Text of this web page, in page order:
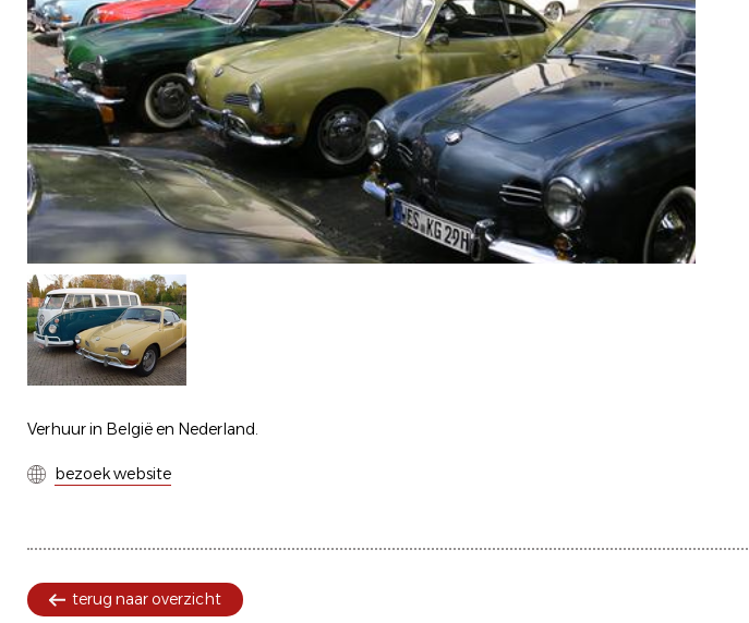
Verhuur in België en Nederland.
bezoek website
terug naar overzicht